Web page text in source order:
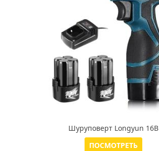
Шуруповерт Longyun 16В
ПОСМОТРЕТЬ